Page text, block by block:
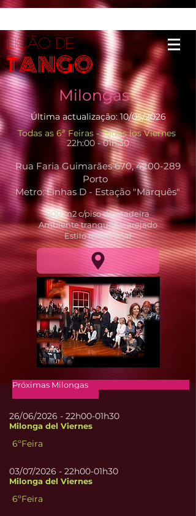
LIÇÃO DE
TANGO
Milongas
Última actualização: 10/05/2026
Todas as 6ª Feiras-Todos los Viernes
22h:00 - 01h:30
Rua Faria Guimarães 670,4200-289
Porto
Metro: Linhas D - Estação "Marquês"
200 m2 c/piso de madeira
Ambiente tranquilo e arejado
Estilo tradicional
Próximas Milongas
26/06/2026 - 22h00-01h30
Milonga del Viernes
6ºFeira
03/07/2026 - 22h00-01h30
Milonga del Viernes
6ºFeira